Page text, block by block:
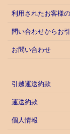
利用されたお客様
問い合わせからお
お問い合わせ
引越運送約款
運送約款
個人情報